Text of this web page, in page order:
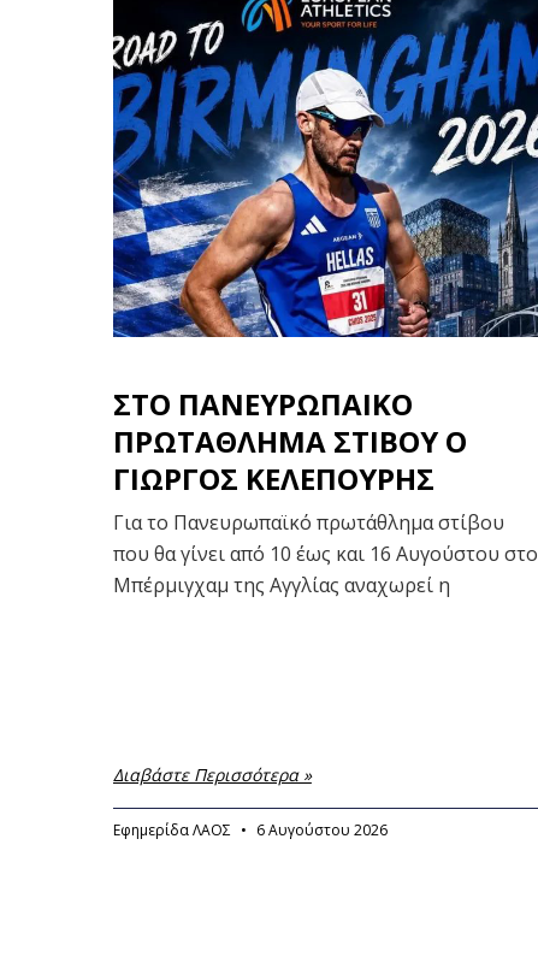
ΣΤΟ ΠΑΝΕΥΡΩΠΑΙΚΟ
ΠΡΩΤΑΘΛΗΜΑ ΣΤΙΒΟΥ Ο
ΓΙΩΡΓΟΣ ΚΕΛΕΠΟΥΡΗΣ
Για το Πανευρωπαϊκό πρωτάθλημα στίβου
που θα γίνει από 10 έως και 16 Αυγούστου στο
Μπέρμιγχαμ της Αγγλίας αναχωρεί η
Διαβάστε Περισσότερα »
Εφημερίδα ΛΑΟΣ 6 Αυγούστου 2026